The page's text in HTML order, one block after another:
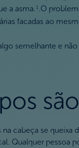
a asma.
1
.O
facadas ao
semelhante e
cabeça se
Qualquer pessoa